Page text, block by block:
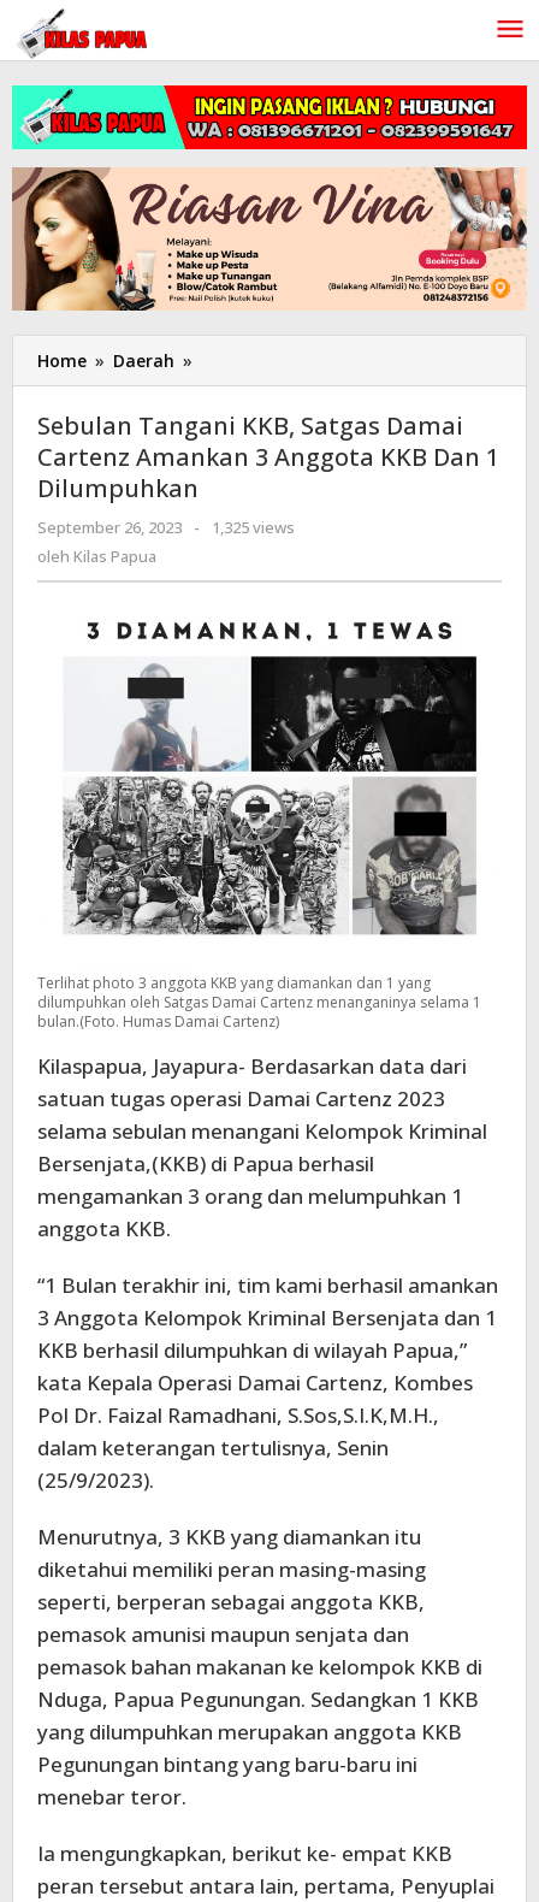
Lewati
konten
Home » Daerah »
Tangani
KKB,
Satgas
Damai
3
KKB
1
Dilumpuhkan
Sebulan Tangani KKB, Satgas Damai
Cartenz Amankan 3 Anggota KKB Dan 1
Dilumpuhkan
September 26, 2023
oleh
-
1,325 views
oleh Kilas Papua
Terlihat photo 3 anggota KKB yang diamankan dan 1 yang
dilumpuhkan oleh Satgas Damai Cartenz menanganinya selama 1
bulan.(Foto. Humas Damai Cartenz)
Kilaspapua, Jayapura- Berdasarkan data dari
satuan tugas operasi Damai Cartenz 2023
selama sebulan menangani Kelompok Kriminal
Bersenjata,(KKB) di Papua berhasil
mengamankan 3 orang dan melumpuhkan 1
anggota KKB.
“1 Bulan terakhir ini, tim kami berhasil amankan
3 Anggota Kelompok Kriminal Bersenjata dan 1
KKB berhasil dilumpuhkan di wilayah Papua,”
kata Kepala Operasi Damai Cartenz, Kombes
Pol Dr. Faizal Ramadhani, S.Sos,S.I.K,M.H.,
dalam keterangan tertulisnya, Senin
(25/9/2023).
Menurutnya, 3 KKB yang diamankan itu
diketahui memiliki peran masing-masing
seperti, berperan sebagai anggota KKB,
pemasok amunisi maupun senjata dan
pemasok bahan makanan ke kelompok KKB di
Nduga, Papua Pegunungan. Sedangkan 1 KKB
yang dilumpuhkan merupakan anggota KKB
Pegunungan bintang yang baru-baru ini
menebar teror.
Ia mengungkapkan, berikut ke- empat KKB
peran tersebut antara lain, pertama, Penyuplai